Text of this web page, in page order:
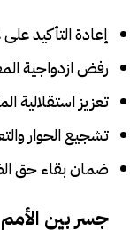
إعادة التأكيد
رفض ازدواجية
تعزيز استقلالية
تشجيع الحوار
ضمان بقاء حق
جسر بين